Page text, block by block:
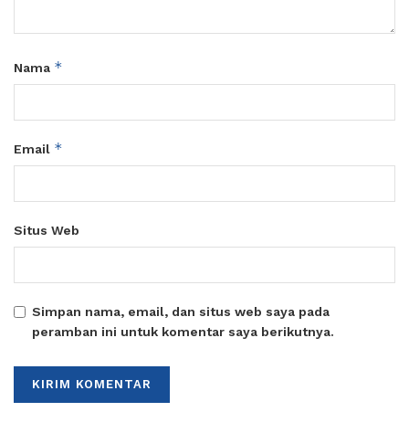
Nama *
Email *
Situs Web
Simpan nama, email, dan situs web saya pada
peramban ini untuk komentar saya berikutnya.